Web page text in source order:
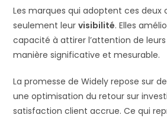
Les marques qui adoptent ces deux
seulement leurvisibilité. Elles
capacité à attirer l’attention de leurs
manière significative et mesurable.
La promesse de Widely repose sur
une optimisation du retour sur
satisfaction client accrue. Ce qui